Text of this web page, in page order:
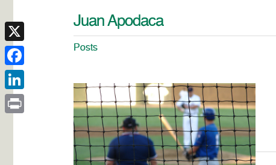
Juan Apodaca
Posts
X
Facebook
LinkedIn